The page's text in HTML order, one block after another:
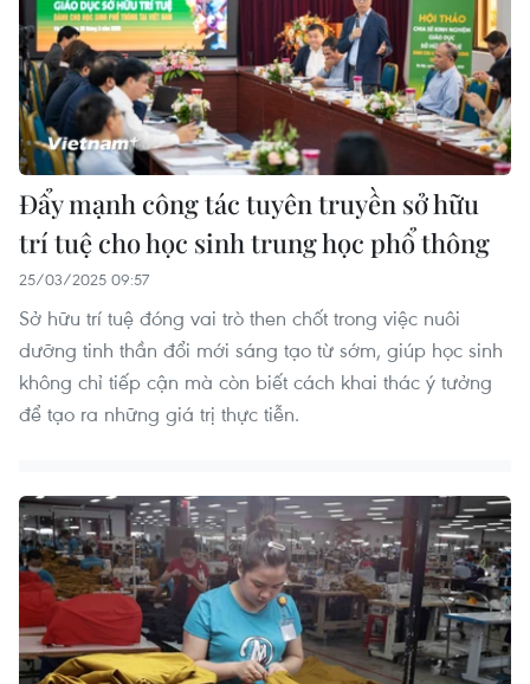
Đẩy mạnh công tác tuyên truyền sở hữu
trí tuệ cho học sinh trung học phổ thông
25/03/2025 09:57
Sở hữu trí tuệ đóng vai trò then chốt trong việc nuôi
dưỡng tinh thần đổi mới sáng tạo từ sớm, giúp học sinh
không chỉ tiếp cận mà còn biết cách khai thác ý tưởng
để tạo ra những giá trị thực tiễn.